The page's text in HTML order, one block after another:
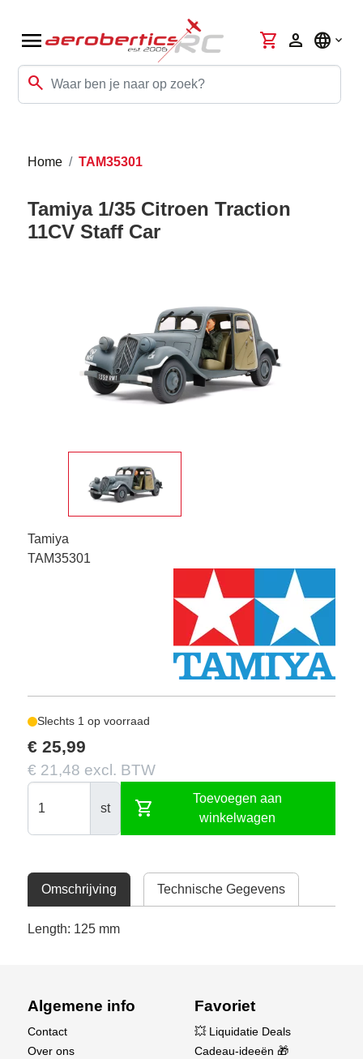
menu
search
shopping_cart person language
Home TAM35301
Tamiya 1/35 Citroen Traction
11CV Staff Car
Tamiya
TAM35301
Slechts 1 op voorraad
€ 25,99
€ 21,48 excl. BTW
st shopping_cart
Toevoegen aan
winkelwagen
Omschrijving Technische Gegevens
Length: 125 mm
Algemene info
Contact
Over ons
Favoriet
💥 Liquidatie Deals
Cadeau-ideeën 🎁